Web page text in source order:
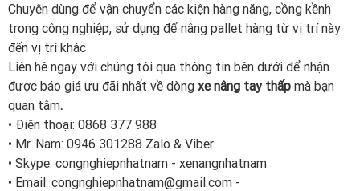
Chuyên dùng để vận chuyển các kiện hàng nặng, cồng kềnh
trong công nghiệp, sử dụng để nâng pallet hàng từ vị trí này
đến vị trí khác
Liên hê ngay với chúng tôi qua thông tin bên dưới để nhận
được báo giá ưu đãi nhất về dòng xe nâng tay thấp mà bạn
quan tâm.
• Điện thoại: 0868 377 988
• Mr. Nam: 0946 301288 Zalo & Viber
• Skype: congnghiepnhatnam - xenangnhatnam
• Email: congnghiepnhatnam@gmail.com -